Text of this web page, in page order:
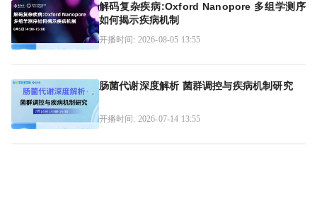
解码复杂疾病:Oxford Nanopore 多组学测序
如何揭示疾病机制
开播时间: 2026-08-05 13:55
肠菌代谢深度解析 菌群调控与疾病机制研究
开播时间: 2026-07-14 13:55